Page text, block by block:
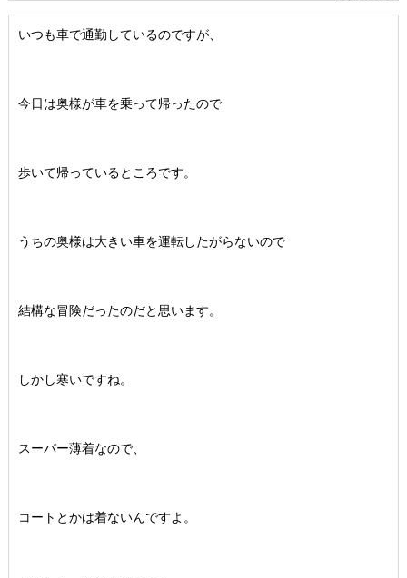
いつも車で通勤しているのですが、
今日は奥様が車を乗って帰ったので
歩いて帰っているところです。
うちの奥様は大きい車を運転したがらないので
結構な冒険だったのだと思います。
しかし寒いですね。
スーパー薄着なので、
コートとかは着ないんですよ。